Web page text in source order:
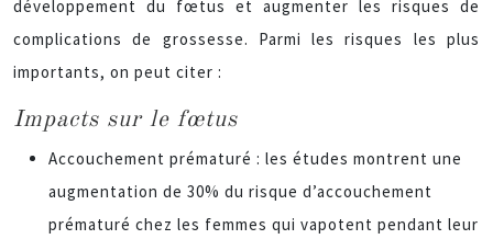
développement du fœtus et augmenter les risques de
complications de grossesse. Parmi les risques les plus
importants, on peut citer :
Impacts sur le fœtus
Accouchement prématuré : les études montrent une
augmentation de 30% du risque d’accouchement
prématuré chez les femmes qui vapotent pendant leur